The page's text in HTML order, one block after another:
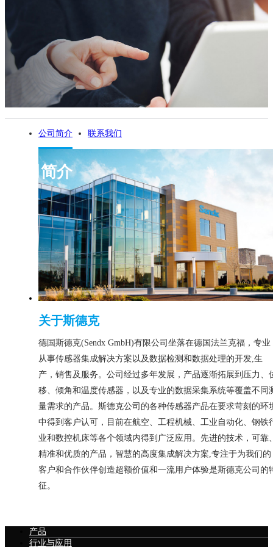
公司简介
公司简介 联系我们
关于斯德克
德国斯德克(Sendx GmbH)有限公司坐落在德国法兰克福，专业
从事传感器集成解决方案以及数据检测和数据处理的开发,生
产，销售及服务。公司经过多年发展，产品逐渐拓展到压力、
移、倾角和温度传感器，以及专业的数据采集系统等覆盖不同
量需求的产品。斯德克公司的各种传感器产品在要求苛刻的环
中得到客户认可，目前在航空、工程机械、工业自动化、钢铁
业和数控机床等各个领域内得到广泛应用。先进的技术，可靠
精准和优质的产品，智慧的高度集成解决方案,专注于为我们的
客户和合作伙伴创造超额价值和一流用户体验是斯德克公司的
征。
产品
行业与应用